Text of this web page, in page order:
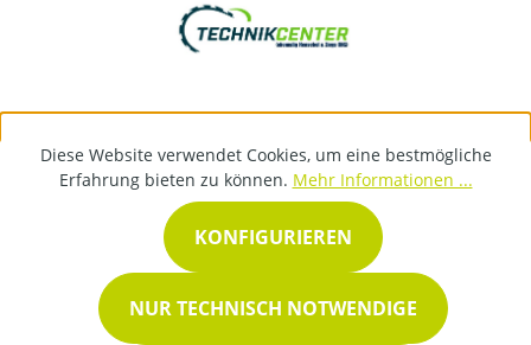
Diese Website verwendet Cookies, um eine bestmögliche
Erfahrung bieten zu können. Mehr Informationen ...
NUR TECHNISCH NOTWENDIGE
KONFIGURIEREN